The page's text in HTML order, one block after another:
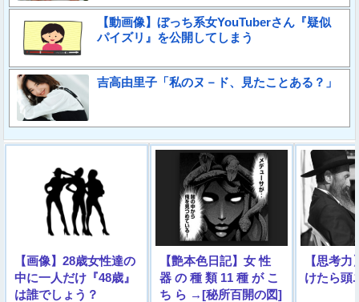
【動画像】ぼっち系女YouTuberさん『疑似
パイズリ』を公開してしまう
吉高由里子「私のヌ－ド、見たことある？」
【画像】28歳女性達の
中に一人だけ『48歳』
は誰でしょう？
【艶本色日記】女 性
器 の 種 類 11 種 が こ
ち ら →[秘所百開の図]
【思考
けたら頭